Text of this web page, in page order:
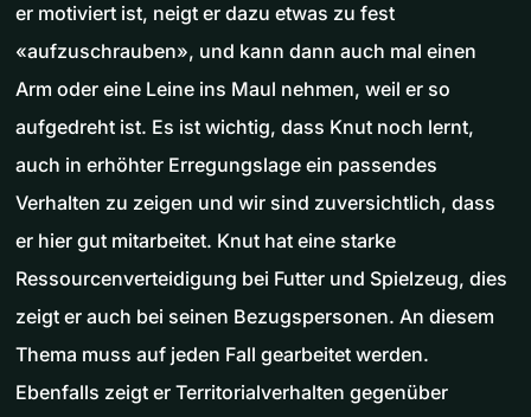
er motiviert ist, neigt er dazu etwas zu fest
«aufzuschrauben», und kann dann auch mal einen
Arm oder eine Leine ins Maul nehmen, weil er so
aufgedreht ist. Es ist wichtig, dass Knut noch lernt,
auch in erhöhter Erregungslage ein passendes
Verhalten zu zeigen und wir sind zuversichtlich, dass
er hier gut mitarbeitet. Knut hat eine starke
Ressourcenverteidigung bei Futter und Spielzeug, dies
zeigt er auch bei seinen Bezugspersonen. An diesem
Thema muss auf jeden Fall gearbeitet werden.
Ebenfalls zeigt er Territorialverhalten gegenüber